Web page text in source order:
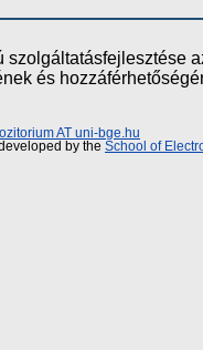
szolgáltatásfejlesztése
és
AT uni-bge.hu
by the School of